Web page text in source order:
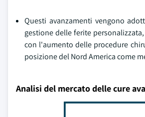
Questi avanzamenti vengono
gestione delle ferite
con l'aumento delle procedure
posizione del Nord America come
Analisi del mercato delle cure